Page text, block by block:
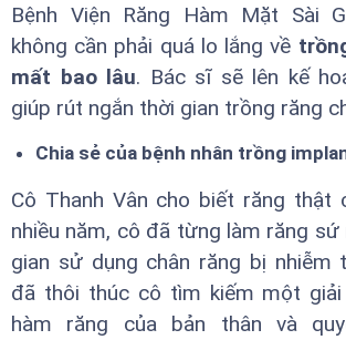
Bệnh Viện Răng Hàm Mặt Sài
không cần phải quá lo lắng về
mất bao lâu. Bác sĩ sẽ lên kế
giúp rút ngắn thời gian trồng răng
Chia sẻ của bệnh nhân trồng
Cô Thanh Vân cho biết răng thật
nhiều năm, cô đã từng làm răng sứ
gian sử dụng chân răng bị nhiễm
đã thôi thúc cô tìm kiếm một
hàm răng của bản thân và